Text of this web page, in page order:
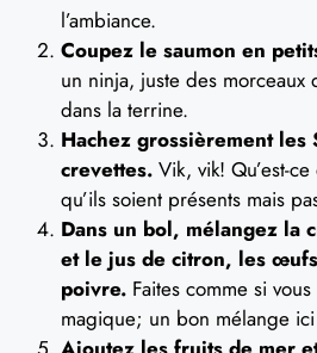
l’ambiance.
Coupez le saumon en
un ninja, juste des morceaux
dans la terrine.
Hachez grossièrement les
crevettes. Vik, vik! Qu’est-
qu’ils soient présents mais
Dans un bol, mélangez la
et le jus de citron, les
poivre. Faites comme si
magique; un bon mélange